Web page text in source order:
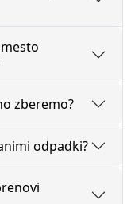
zberemo?
odpadki?